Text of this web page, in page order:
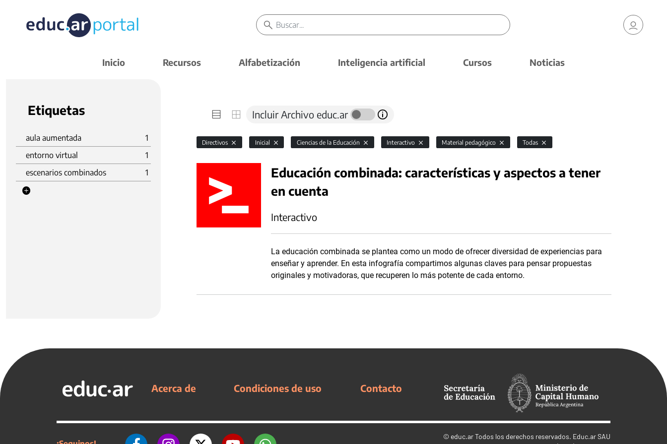
Inicio Recursos Alfabetización Inteligencia artificial Cursos Noticias
Etiquetas
aula aumentada
1
entorno virtual
1
escenarios combinados
1
Incluir Archivo educ.ar
Directivos Inicial Ciencias de la Educación Interactivo Material pedagógico Todas
Educación combinada: características y aspectos a tener
en cuenta
Interactivo
La educación combinada se plantea como un modo de ofrecer diversidad de experiencias para
enseñar y aprender. En esta infografía compartimos algunas claves para pensar propuestas
originales y motivadoras, que recuperen lo más potente de cada entorno.
Acerca de Condiciones de uso Contacto
© educ.arTodos los derechos reservados. Educ.ar SAU